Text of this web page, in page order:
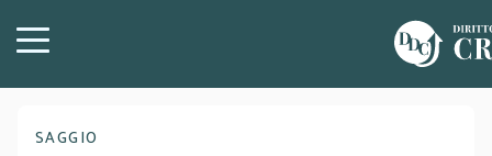
SAGGIO